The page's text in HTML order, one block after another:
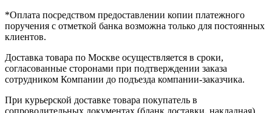
*Оплата посредством предоставлении копии платежного
поручения с отметкой банка возможна только для постоянных
клиентов.
Доставка товара по Москве осуществляется в сроки,
согласованные сторонами при подтверждении заказа
сотрудником Компании до подъезда компании-заказчика.
При курьерской доставке товара покупатель в
сопроводительных документах (бланк доставки, накладная)